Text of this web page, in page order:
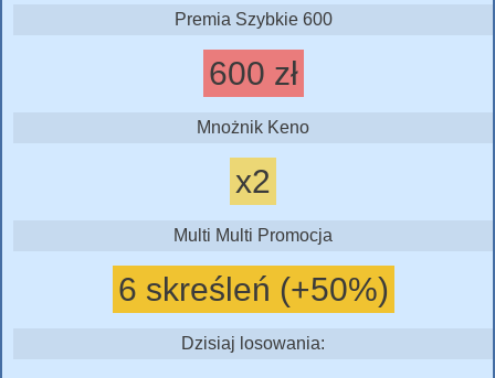
Premia Szybkie 600
600 zł
Mnożnik Keno
x2
Multi Multi Promocja
6 skreśleń (+50%)
Dzisiaj losowania: